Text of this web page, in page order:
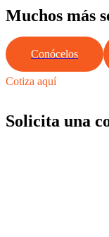
Muchos más
Conócelos
Cotiza aquí
Solicita una